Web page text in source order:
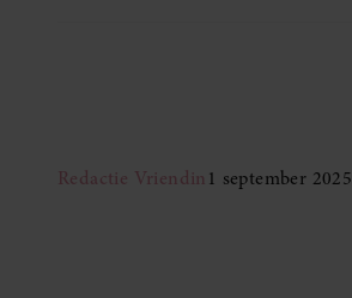
Redactie Vriendin1 september 2025